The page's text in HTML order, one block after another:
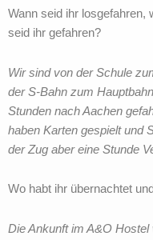
Wann seid ihr losgefahren,
seid ihr gefahren?
Wir sind von der Schule
der S-Bahn zum
Stunden nach Aachen
haben Karten gespielt und
der Zug aber eine Stunde
Wo habt ihr übernachtet
Die Ankunft im A&O